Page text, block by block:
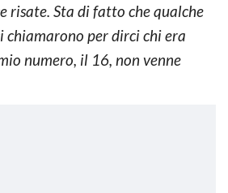
risate. Sta di fatto che qualche
chiamarono per dirci chi era
numero, il 16, non venne